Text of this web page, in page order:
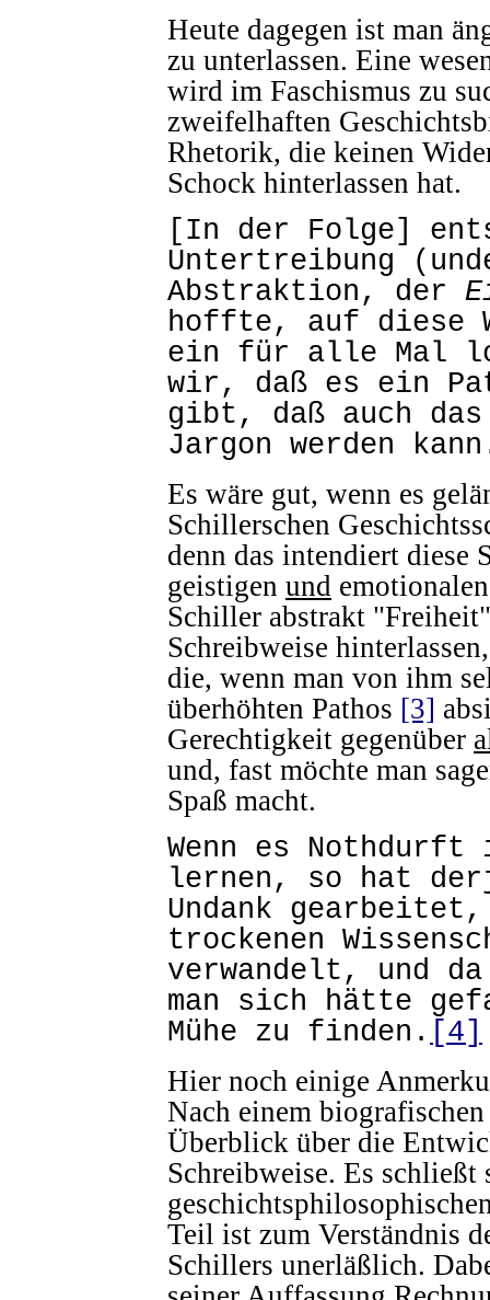
Heute dagegen ist man
zu unterlassen. Eine
wird im Faschismus zu
zweifelhaften
Rhetorik, die keinen
Schock hinterlassen hat.
[In der Folge]
Untertreibung
Abstraktion, der
hoffte, auf diese
ein für alle Mal
wir, daß es ein
gibt, daß auch
Jargon werden
Es wäre gut, wenn es
Schillerschen
denn das intendiert diese
geistigen und
Schiller abstrakt
Schreibweise
die, wenn man von ihm
überhöhten Pathos [3]
Gerechtigkeit gegenüber
und, fast möchte man
Spaß macht.
Wenn es
lernen, so hat
Undank
trockenen
verwandelt, und
man sich hätte
Mühe zu finden.
[4]
Hier noch einige
Nach einem
Überblick über die
Schreibweise. Es
Teil ist zum Verständnis
Schillers unerläßlich.